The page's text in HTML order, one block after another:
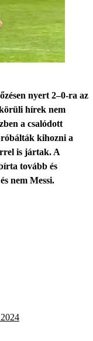
nyert 2–0-ra az
hírek nem
a csalódott
kihozni a
is jártak. A
tovább és
nem Messi.